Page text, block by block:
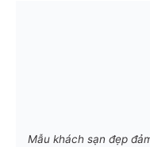
Mẫu khách sạn đẹp